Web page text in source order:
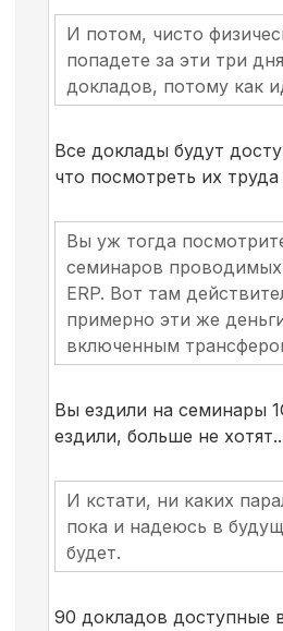
И потом, чисто
попадете за эти три
докладов, потому как
Все доклады будут
что посмотреть их труда
Вы уж тогда
семинаров
ERP. Вот там
примерно эти же
включенным
Вы ездили на семинары
ездили, больше не
И кстати, ни каких
пока и надеюсь в
будет.
90 докладов доступные